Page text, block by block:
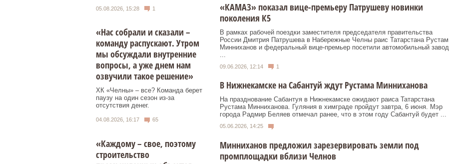
05.08.2026, 15:28 1
«Нас собрали и сказали –
команду распускают. Утром
мы обсуждали внутренние
вопросы, а уже днем нам
озвучили такое решение»
ХК «Челны» – все? Команда берет
паузу на один сезон из-за
отсутствия денег.
04.08.2026, 16:17 65
«Каждому – свое, поэтому
строительство
«КАМАЗ» показал вице-премьеру Патрушеву новинки
поколения К5
В рамках рабочей поездки заместителя председателя правительства
России Дмитрия Патрушева в Набережные Челны раис Татарстана Рустам
Минниханов и федеральный вице-премьер посетили автомобильный завод
09.06.2026, 12:14 1
В Нижнекамске на Сабантуй ждут Рустама Минниханова
На празднование Сабантуя в Нижнекамске ожидают раиса Татарстана
Рустама Минниханова. Гуляния в химграде пройдут завтра, 6 июня. Мэр
города Радмир Беляев отмечал ранее, что в этом году Сабантуй будет ...
05.06.2026, 14:25
Минниханов предложил зарезервировать земли под
промплощадки вблизи Челнов